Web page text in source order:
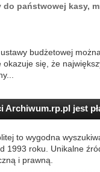
do państwowej kasy,
budżetowej
się, że
Archiwum.rp.pl jest
to wygodna
1993 roku. Unikalne
i prawną.